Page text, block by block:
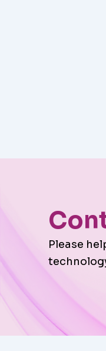
Please